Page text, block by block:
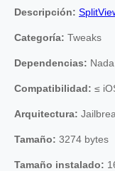
Descripción:
Categoría: Tweaks
Dependencias: Nada
Compatibilidad: ≤
Arquitectura:
Tamaño: 3274 bytes
Tamaño instalado: